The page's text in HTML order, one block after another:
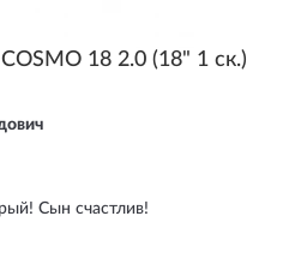
18 2.0 (18" 1 ск.)
Сын счастлив!